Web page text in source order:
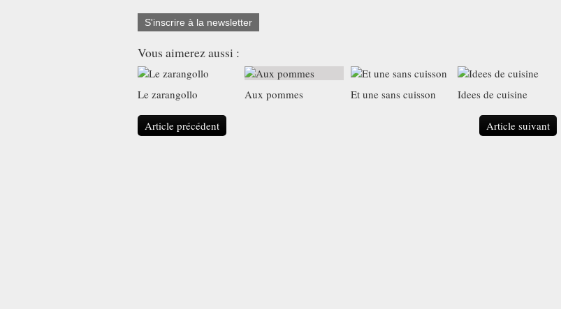
S'inscrire à la newsletter
Vous aimerez aussi :
Le zarangollo Aux pommes Et une sans cuisson Idees de cuisine
Article précédent Article suivant